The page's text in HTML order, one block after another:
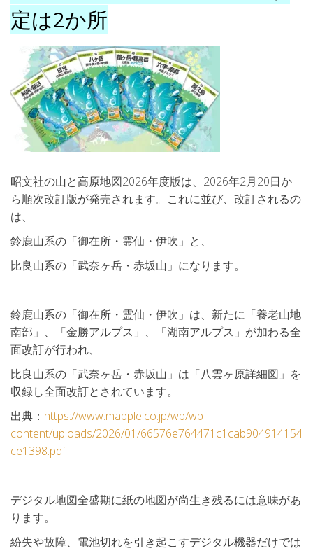
定は2か所
昭文社の山と高原地図2026年度版は、2026年2月20日か
ら順次改訂版が発売されます。これに並び、改訂されるの
は、
鈴鹿山系の「御在所・霊仙・伊吹」と、
比良山系の「武奈ヶ岳・赤坂山」になります。
鈴鹿山系の「御在所・霊仙・伊吹」は、新たに「養老山地
南部」、「金勝アルプス」、「湖南アルプス」が加わる全
面改訂が行われ、
比良山系の「武奈ヶ岳・赤坂山」は「八雲ヶ原詳細図」を
収録し全面改訂とされています。
出典： https://www.mapple.co.jp/wp/wp-
content/uploads/2026/01/66576e764471c1cab904914154
ce1398.pdf
デジタル地図全盛期に紙の地図が尚生き残るには意味があ
ります。
紛失や故障、電池切れを引き起こすデジタル機器だけでは